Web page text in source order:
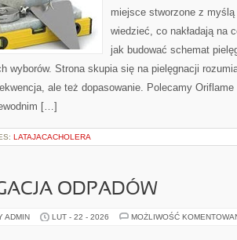
miejsce stworzone z
wiedzieć, co nakładają na
jak budować schemat
wyborów. Strona skupia się na pielęgnacji
ale też dopasowanie. Polecamy
[…]
LATAJACACHOLERA
ODPADÓW
ADMIN LUT - 22 - 2026 MOŻLIWOŚĆ